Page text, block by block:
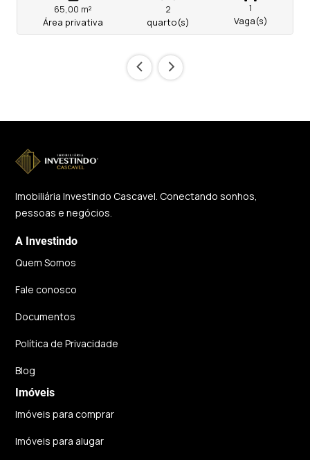
65,00 m²
Área privativa
2
quarto(s)
1
Vaga(s)
‹ ›
Imobiliária Investindo Cascavel. Conectando sonhos,
pessoas e negócios.
A Investindo
Quem Somos
Fale conosco
Documentos
Política de Privacidade
Blog
Imóveis
Imóveis para comprar
Imóveis para alugar